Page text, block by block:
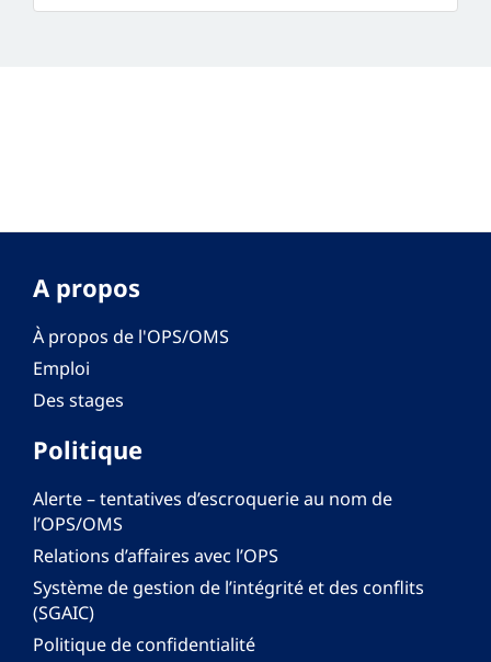
A propos
À propos de l'OPS/OMS
Emploi
Des stages
Politique
Alerte – tentatives d’escroquerie au nom de
l’OPS/OMS
Relations d’affaires avec l’OPS
Système de gestion de l’intégrité et des conflits
(SGAIC)
Politique de confidentialité